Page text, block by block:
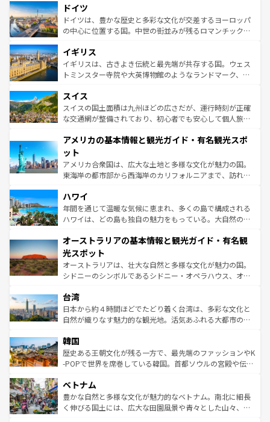
せる。地方によって風土や気候が異なるスペインはその個
性で訪れる人を魅了する。 なお、新着のスペイン情報は コ
ンテンツ一覧を参照してほしい。
で、幅広い魅力が詰まっている。華麗な宮殿、歴史的な大
聖堂、美しいビーチ、そして豊かな自然が、訪れる者を心
から魅了する。また、フランスは美食の国としても知ら
いる。シャンパンの発祥地であるランス、プロヴァンスの
香り高いラベンダー畑など、多彩な楽しみ方が可能だ。さ
らに、パリ以外の地域にも魅力が溢れており、どの街角に
れる地方に足を運ぶとそれぞれで全く異なる文化を体験で
きるだろう。 なお、新着のフランス情報はコンテンツ一覧
を参照してほしい。
ドイツ
ドイツは、豊かな歴史と多彩な文化が交差するヨーロッパ
の中心に位置する国。中世の街並みが残るロマンチック街
顔を持つこの国は、どこを歩いても飽きることがない。ベ
ルリンの文化的活気、バイエルン州のアルプスの絶景、そ
してライン川沿いのワイン畑といった風景は必見。ビール
は、お酒好きな人にはぜひ体験してほしい。 なお、新着の
ドイツ情報はコンテンツ一覧を参照してほしい。
イギリス
イギリスは、古きよき伝統と最先端が共存する国。ウェス
トミンスター寺院や大英博物館のようなランドマーク、歴
リアごとに異なる魅力がある。また、優雅なアフタヌーン
ティー、ビール好きにはたまらない英国パブ、サッカー観
戦など、本場だからこそできる体験も豊富。イギリスを旅
ンツ一覧を参照してほしい。
スイス
スイスの国土面積は九州ほどの広さだが、運行時刻が正確
な交通網が整備されており、初心者でも安心して個人旅行
の建物がそのまま残る町や、スイスならではのユニークな
博物館もあり、アルプス観光だけでなく町歩きも満喫する
ことができる。国民の所得が高いため物価も高いが、旅行
者向けの交通パス提供のサービスもあり、うまく活用すれ
着のスイス情報は
アメリカの基本情報と観光ガイド・有名観光スポ
ット
アメリカ合衆国は、広大な土地と多様な文化が魅力の国。
東海岸の都市部から西海岸のカリフォルニアまで、訪れる
のような巨大都市は、観光、ショッピング、エンターテイ
ンメントが詰まった刺激的なスポットだ。一方、アメリカ
西部には大自然が広がり、グランドキャニオンやイエロー
部のニューオーリンズでは、音楽と美食が融合した独特の
文化が魅力。旅行者はアメリカの各地域で異なる魅力を楽
しみながら、その多様性と豊かな歴史を感じることができ
るだろう。車でのロードトリップや列車の旅も、アメリカ
情報は
ハワイ
年間を通じて温暖な気候に恵まれ、多くの島で構成される
ハワイは、どの島も独自の魅力をもっている。大自然の神
ワイ島は見逃せない。また、定番の観光地といえばオアフ
島だが、静かな自然を求めるならマウイ島やカウアイ島が
おすすめ。エメラルドグリーンに輝く海をはじめ、豊かな
文化や歴史が息づいている。「アロハスピリット」と呼ば
人々、おいしいローカルフードやハワイアンミュージッ
ク、伝統的なフラダンスなど、すべてがハワイの魅力を彩
っている。訪れるたびに新しい発見と感動が待っているハ
はコンテンツ一覧
オーストラリアの基本情報と観光ガイド・有名観
光スポット
オーストラリアは、壮大な自然と多様な文化が魅力の国。
シドニーのシンボルであるシドニー・オペラハウス、オー
リアリーフや大陸中央部にそびえるウルル（エアーズロッ
ク）、タスマニアの美しい原生林やケアンズの熱帯雨林な
ど、見どころがたくさん。また、カフェやワイン、オージ
いる。アクティビティも充実しており、サーフィンやダイ
ビング、ハイキングなど、アウトドア好きにはたまらな
い。オーストラリアの多彩な魅力を存分に味わいつくそ
参照してほしい。
台湾
日本から約４時間ほどでたどり着く台湾は、多彩な文化と
自然が織りなす魅力的な観光地。活気あふれる大都市の台
ン）、静ひつな山岳地帯である台湾東部など、都市の喧騒
と山間の静けさが共存しており、訪れる人に新しい発見と
驚きをもたらしてくれる。また、奥深い台湾の食文化も魅
容にもいいと評判のスイーツなど、バラエティ豊かな料理
が味わえる。 なお、新着の台湾情報は コンテンツ一覧を参
照してほしい。
韓国
歴史ある王朝文化が残る一方で、最先端のファッションやK
-POPで世界を席巻している韓国。首都ソウルの宮殿や伝統
き、地方に足を延ばせば四季折々の自然美を楽しむことが
できる。そして、キムチや焼肉、絶品のストリートフード
まで、さまざまな韓国料理が待っている。夜には、韓国な
ベトナム
豊かな自然と多様な文化が魅力的なベトナム。南北に細長
く伸びる国土には、広大な田園風景や青々とした山々、世